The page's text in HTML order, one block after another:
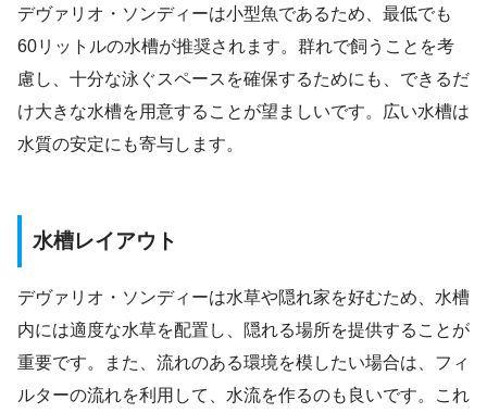
デヴァリオ・ソンディーは小型魚であるため、最低でも
60リットルの水槽が推奨されます。群れで飼うことを考
慮し、十分な泳ぐスペースを確保するためにも、できるだ
け大きな水槽を用意することが望ましいです。広い水槽は
水質の安定にも寄与します。
水槽レイアウト
デヴァリオ・ソンディーは水草や隠れ家を好むため、水槽
内には適度な水草を配置し、隠れる場所を提供することが
重要です。また、流れのある環境を模したい場合は、フィ
ルターの流れを利用して、水流を作るのも良いです。これ